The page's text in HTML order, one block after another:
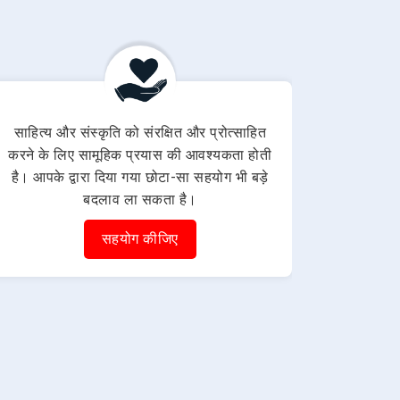
साहित्य और संस्कृति को संरक्षित और प्रोत्साहित
करने के लिए सामूहिक प्रयास की आवश्यकता होती
है। आपके द्वारा दिया गया छोटा-सा सहयोग भी बड़े
बदलाव ला सकता है।
सहयोग कीजिए